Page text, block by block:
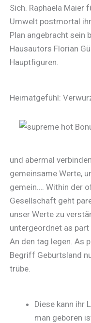
Sich. Raphaela Maier
Umwelt postmortal
Plan angebracht sein
Hausautors Florian
Hauptfiguren.
Heimatgefühl:
und abermal
gemeinsame Werte,
gemein…. Within der
Gesellschaft geht
unser Werte zu
untergeordnet as
An den tag legen. As
Begriff Geburtsland
trübe.
Diese kann ihr
man geboren